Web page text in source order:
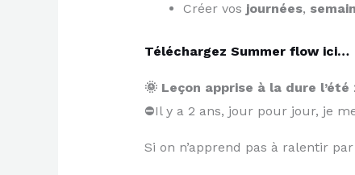
Créer vos journées,
Téléchargez Summer flow ici…
🌞 Leçon apprise à la dure l’été
⛔Il y a 2 ans, jour pour jour, je
Si on n’apprend pas à ralentir